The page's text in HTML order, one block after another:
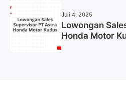
Juli 4, 2025
Lowongan
Honda Motor